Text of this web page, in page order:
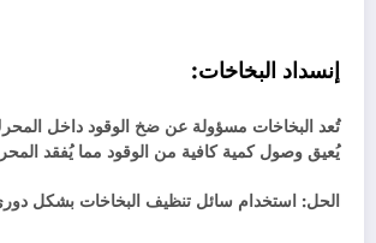
إنسداد البخاخات:
تُعد البخاخات مسؤولة عن ضخ الوقود داخل
يُعيق وصول كمية كافية من الوقود مما يُفقد
الحل: استخدام سائل تنظيف البخاخات بشكل